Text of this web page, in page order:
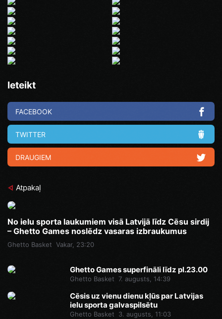
Ieteikt
FACEBOOK
TWITTER
DRAUGIEM
Atpakaļ
No ielu sporta laukumiem visā Latvijā līdz Cēsu sirdij
– Ghetto Games noslēdz vasaras izbraukumus
Ghetto Basket Vakar, 23:20
Ghetto Games superfināli līdz pl.23.00
Ghetto Basket 7. augusts, 14:39
Cēsis uz vienu dienu kļūs par Latvijas
ielu sporta galvaspilsētu
Ghetto Basket 3. augusts, 11:03